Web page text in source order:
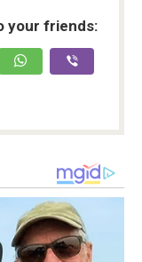
your friends: